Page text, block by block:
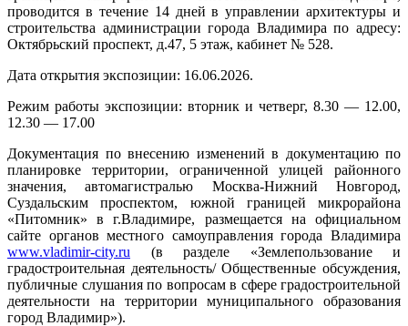
проводится в течение 14 дней в управлении архитектуры и
строительства администрации города Владимира по адресу:
Октябрьский проспект, д.47, 5 этаж, кабинет № 528.
Дата открытия экспозиции: 16.06.2026.
Режим работы экспозиции: вторник и четверг, 8.30 — 12.00,
12.30 — 17.00
Документация по внесению изменений в документацию по
планировке территории, ограниченной улицей районного
значения, автомагистралью Москва-Нижний Новгород,
Суздальским проспектом, южной границей микрорайона
«Питомник» в г.Владимире, размещается на официальном
сайте органов местного самоуправления города Владимира
www.vladimir-city.ru (в разделе «Землепользование и
градостроительная деятельность/ Общественные обсуждения,
публичные слушания по вопросам в сфере градостроительной
деятельности на территории муниципального образования
город Владимир»).